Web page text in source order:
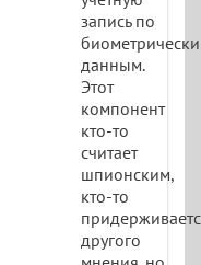
запись по
данным.
Этот
компонент
кто-то
считает
шпионским,
кто-то
другого